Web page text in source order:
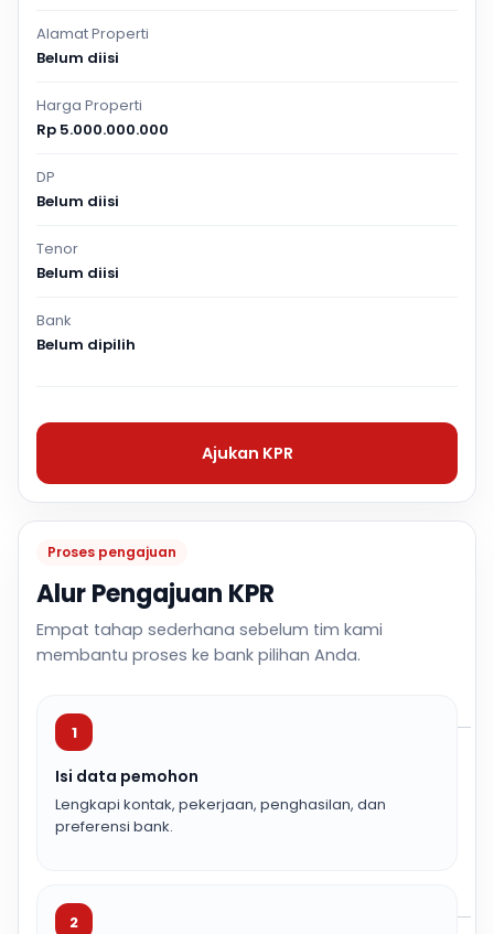
Proses pengajuan
Alur Pengajuan KPR
Empat tahap sederhana sebelum tim kami
membantu proses ke bank pilihan Anda.
1
Isi data pemohon
Lengkapi kontak, pekerjaan, penghasilan, dan
preferensi bank.
2
Alamat Properti
Belum diisi
Harga Properti
Rp 5.000.000.000
DP
Belum diisi
Tenor
Belum diisi
Bank
Belum dipilih
Ajukan KPR